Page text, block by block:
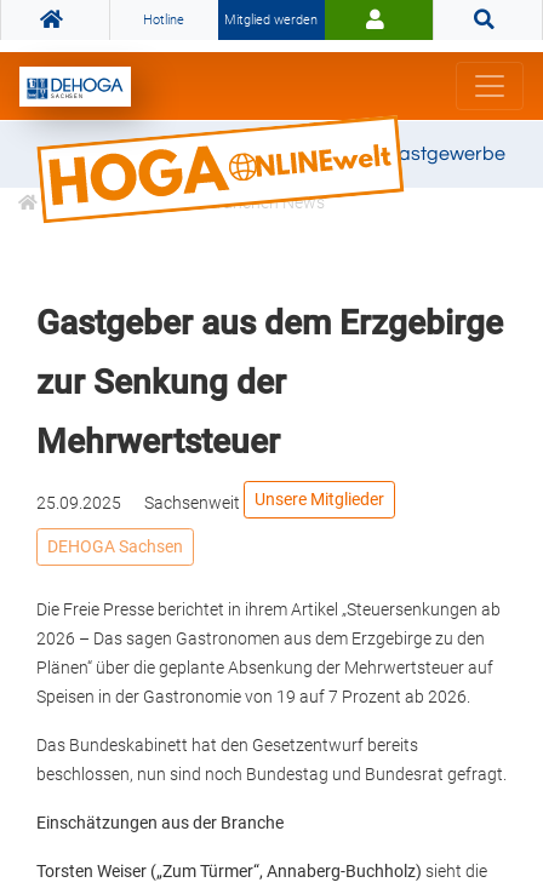
Hotline Mitglied werden
Gemeinsam stark für das Gastgewerbe
Informationen Branchen News
Gastgeber aus dem Erzgebirge
zur Senkung der
Mehrwertsteuer
25.09.2025 Sachsenweit Unsere Mitglieder
DEHOGA Sachsen
Die Freie Presse berichtet in ihrem Artikel „Steuersenkungen ab
2026 – Das sagen Gastronomen aus dem Erzgebirge zu den
Plänen“ über die geplante Absenkung der Mehrwertsteuer auf
Speisen in der Gastronomie von 19 auf 7 Prozent ab 2026.
Das Bundeskabinett hat den Gesetzentwurf bereits
beschlossen, nun sind noch Bundestag und Bundesrat gefragt.
Einschätzungen aus der Branche
Torsten Weiser („Zum Türmer“, Annaberg-Buchholz) sieht die